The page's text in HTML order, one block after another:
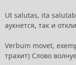
Ut salutas, ita
аукнется, так и
Verbum movet,
трахит) Слово